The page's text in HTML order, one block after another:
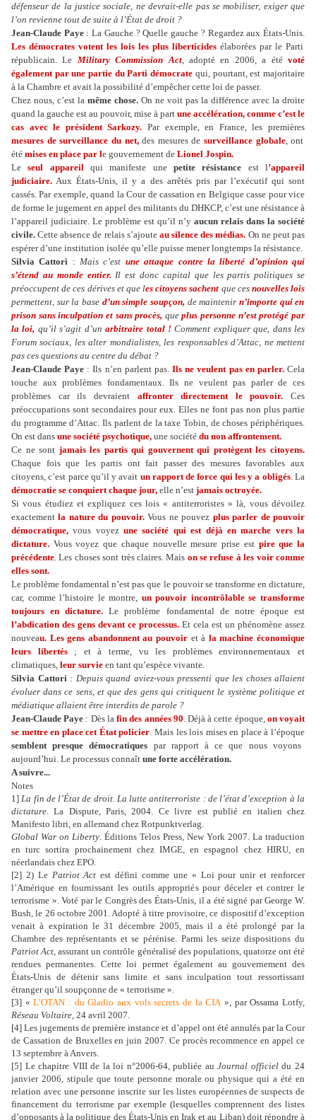
défenseur de la justice sociale, ne devrait-elle pas se mobiliser, exiger que
l’on revienne tout de suite à l’État de droit ?
Jean-Claude Paye: La Gauche ? Quelle gauche ? Regardez aux États-Unis.
Les démocrates votent les lois les plus liberticides élaborées par le Parti
républicain. Le Military Commission Act, adopté en 2006, a étévoté
également par une partie du Parti démocrate qui, pourtant, est majoritaire
à la Chambre et avait la possibilité d’empêcher cette loi de passer.
Chez nous, c’est la même chose. On ne voit pas la différence avec la droite
quand la gauche est au pouvoir, mise à part une accélération, comme c’est le
cas avec le président Sarkozy. Par exemple, en France, les premières
mesures de surveillance du net,des mesures desurveillance globale, ont
été mises en place par le gouvernement de Lionel Jospin.
Leseul appareilqui manifeste unepetite résistance est l’appareil
judiciaire. Aux États-Unis, il y a des arrêtés pris par l’exécutif qui sont
cassés. Par exemple, quand la Cour de cassation en Belgique casse pour vice
de forme le jugement en appel des militants du DHKCP, c’est une résistance à
l’appareil judiciaire. Le problème est qu’il n’y aucun relais dans la société
civile. Cette absence de relais s’ajoute au silence des médias. On ne peut pas
espérer d’une institution isolée qu’elle puisse mener longtemps la résistance.
Silvia Cattori :Mais c’est une attaque contre la liberté d’opinion qui
s’étend au monde entier.Il est donc capital que les partis politiques se
préoccupent de ces dérives et que les citoyens sachent que cesnouvelles lois
permettent, sur la base d’un simple soupçon, de maintenirn’importe qui en
prison sans inculpation et sans procès, queplus personne n’est protégé par
la loi, qu’il s’agit d’un arbitraire total !Comment expliquer que, dans les
Forum sociaux, les alter mondialistes, les responsables d’Attac, ne mettent
pas ces questions au centre du débat ?
Jean-Claude Paye : Ils n’en parlent pas.Ils ne veulent pas en parler.Cela
touche aux problèmes fondamentaux. Ils ne veulent pas parler de ces
problèmes car ils devraient affronter directement le pouvoir. Ces
préoccupations sont secondaires pour eux. Elles ne font pas non plus partie
du programme d’Attac. Ils parlent de la taxe Tobin, de choses périphériques.
On est dans une société psychotique, une société du non affrontement.
Ce ne sont jamais les partis qui gouvernent qui protègent les citoyens.
Chaque fois que les partis ont fait passer des mesures favorables aux
citoyens, c’est parce qu’il y avait un rapport de force qui les y a obligés. La
démocratie se conquiert chaque jour, elle n’est jamais octroyée.
Si vous étudiez et expliquez ces lois « antiterroristes » là, vous dévoilez
exactement la nature du pouvoir.Vous ne pouvez plus parler de pouvoir
démocratique, vous voyezune société qui est déjà en marche vers la
dictature. Vous voyez que chaque nouvelle mesure prise estpire que la
précédente. Les choses sont très claires. Mais on se refuse à les voir comme
elles sont.
Le problème fondamental n’est pas que le pouvoir se transforme en dictature,
car, comme l’histoire le montre, un pouvoir incontrôlable se transforme
toujours en dictature. Le problème fondamental de notre époque est
l’abdication des gens devant ce processus. Et cela est un phénomène assez
nouveau. Les gens abandonnent au pouvoir et à la machine économique
leurs libertés; et à terme, vu les problèmes environnementaux et
climatiques, leur survie en tant qu’espèce vivante.
Silvia Cattori: Depuis quand aviez-vous pressenti que les choses allaient
évoluer dans ce sens, et que des gens qui critiquent le système politique et
médiatique allaient être interdits de parole ?
Jean-Claude Paye : Dès lafin des années 90. Déjà à cette époque,on voyait
se mettre en place cet État policier. Mais les lois mises en place à l’époque
semblent presque démocratiques par rapport à ce que nous voyons
aujourd’hui. Le processus connaît une forte accélération.
A suivre...
Notes
1]La fin de l’État de droit. La lutte antiterroriste : de l’état d’exception à la
dictature. La Dispute, Paris, 2004. Ce livre est publié en italien chez
Manifesto libri, en allemand chez Rotpunktverlag.
Global War on Liberty. Éditions Telos Press, New York 2007. La traduction
en turc sortira prochainement chez IMGE, en espagnol chez HIRU, en
néerlandais chez EPO.
[2] 2) Le Patriot Act est défini comme une « Loi pour unir et renforcer
l’Amérique en fournissant les outils appropriés pour déceler et contrer le
terrorisme ». Voté par le Congrès des États-Unis, il a été signé par George W.
Bush, le 26 octobre 2001. Adopté à titre provisoire, ce dispositif d’exception
venait à expiration le 31 décembre 2005, mais il a été prolongé par la
Chambre des représentants et se pérénise. Parmi les seize dispositions du
Patriot Act, assurant un contrôle généralisé des populations, quatorze ont été
rendues permanentes. Cette loi permet également au gouvernement des
États-Unis de détenir sans limite et sans inculpation tout ressortissant
étranger qu’il soupçonne de « terrorisme ».
[3] «L’OTAN : du Gladio aux vols secrets de la CIA», par Ossama Lotfy,
Réseau Voltaire, 24 avril 2007.
[4] Les jugements de première instance et d’appel ont été annulés par la Cour
de Cassation de Bruxelles en juin 2007. Ce procès recommence en appel ce
13 septembre à Anvers.
[5] Le chapitre VIII de la loi n°2006-64, publiée auJournal officieldu 24
janvier 2006, stipule que toute personne morale ou physique qui a été en
relation avec une personne inscrite sur les listes européennes de suspects de
financement du terrorisme par exemple (lesquelles comprennent des listes
d’opposants à la politique des États-Unis en Irak et au Liban) doit répondre à